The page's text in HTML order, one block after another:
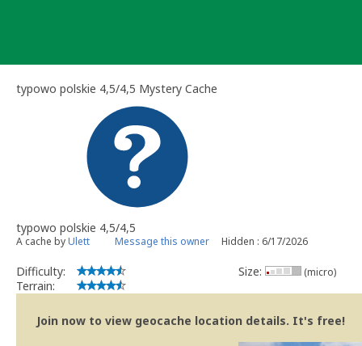
typowo polskie 4,5/4,5 Mystery Cache
typowo polskie 4,5/4,5
A cache byUlett Message this owner Hidden : 6/17/2026
Difficulty:
Terrain:
Size: (micro)
Join now to view geocache location details. It's free!